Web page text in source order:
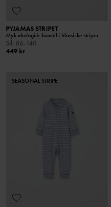
PYJAMAS STRIPET
Myk økologisk bomull i klassiske striper
Stl: 86-140
449 kr
SEASONAL STRIPE